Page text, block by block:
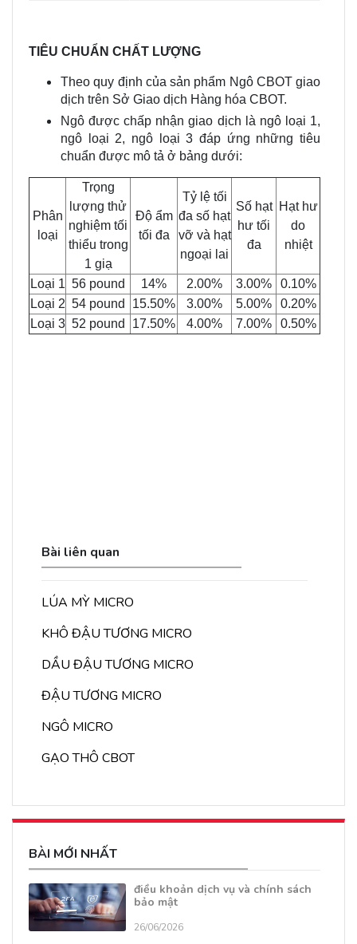
TIÊU CHUẨN CHẤT LƯỢNG
Theo quy định của sản phẩm Ngô CBOT giao
dịch trên Sở Giao dịch Hàng hóa CBOT.
Ngô được chấp nhận giao dịch là ngô loại 1,
ngô loại 2, ngô loại 3 đáp ứng những tiêu
chuẩn được mô tả ở bảng dưới:
Phân
loại
Trọng
lượng thử
nghiệm tối
thiểu trong
1 giạ
Độ ẩm
tối đa
Tỷ lệ tối
đa số hạt
vỡ và hạt
ngoại lai
Số hạt
hư tối
đa
Hạt hư
do
nhiệt
Loại 1 56 pound 14% 2.00% 3.00%
0.10%
Loại 2 54 pound 15.50% 3.00% 5.00%
0.20%
Loại 3 52 pound 17.50% 4.00% 7.00% 0.50%
Bài liên quan
LÚA MỲ MICRO
KHÔ ĐẬU TƯƠNG MICRO
DẦU ĐẬU TƯƠNG MICRO
ĐẬU TƯƠNG MICRO
NGÔ MICRO
GẠO THÔ CBOT
BÀI MỚI NHẤT
điều khoản dịch vụ và chính sách
bảo mật
26/06/2026